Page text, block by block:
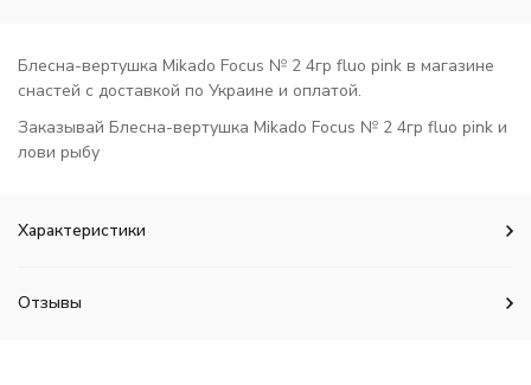
Блесна-вертушка Mikado Focus № 2 4гр fluo pink в магазине
снастей с доставкой по Украине и оплатой.
Заказывай Блесна-вертушка Mikado Focus № 2 4гр fluo pink и
лови рыбу
Характеристики
Отзывы